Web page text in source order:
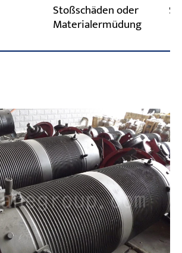
Stoßschäden oder
Materialermüdung